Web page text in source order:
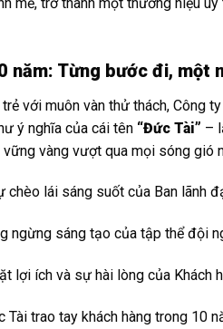
năm: Từng bước đi, một
với muôn vàn thử thách, Công
ý nghĩa của cái tên “Đức Tài” –
vàng vượt qua mọi sóng gió
chèo lái sáng suốt của Ban lãnh
ngừng sáng tạo của tập thể đội
lợi ích và sự hài lòng của Khách
trao tay khách hàng trong 10